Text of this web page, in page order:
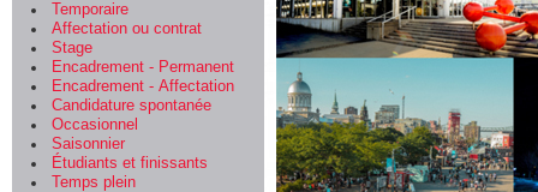
Temporaire
Affectation ou contrat
Stage
Encadrement - Permanent
Encadrement - Affectation
Candidature spontanée
Occasionnel
Saisonnier
Étudiants et finissants
Temps plein